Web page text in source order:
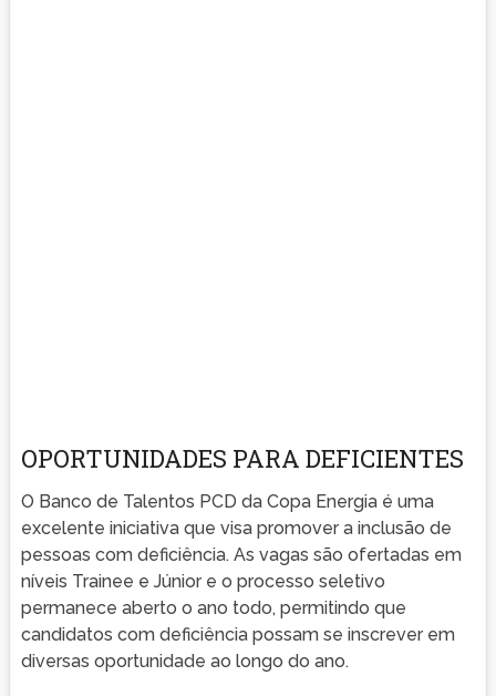
OPORTUNIDADES PARA DEFICIENTES
O Banco de Talentos PCD da Copa Energia é uma
excelente iniciativa que visa promover a inclusão de
pessoas com deficiência. As vagas são ofertadas em
níveis Trainee e Júnior e o processo seletivo
permanece aberto o ano todo, permitindo que
candidatos com deficiência possam se inscrever em
diversas oportunidade ao longo do ano.